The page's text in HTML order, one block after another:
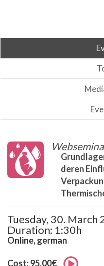
deren
Tuesday, 30. March
Duration: 1:30h
Online, german
Cost: 95,00€